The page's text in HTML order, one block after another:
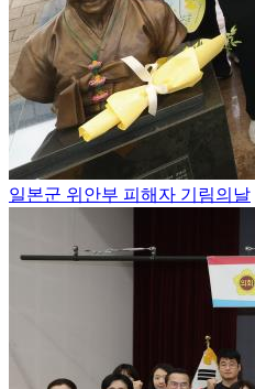
일본군 위안부 피해자 기림의날